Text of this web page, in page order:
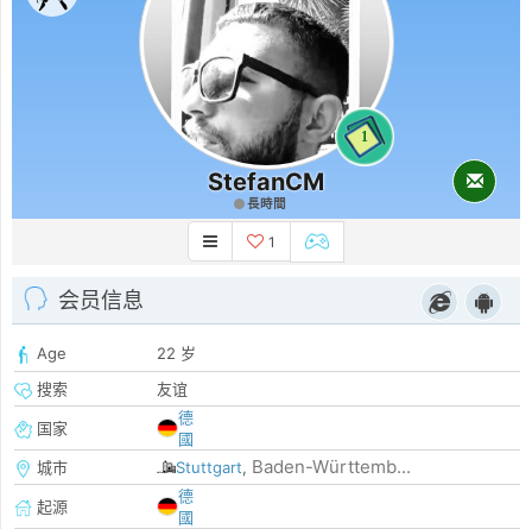
1
StefanCM
長時間
1
会员信息
Age
22 岁
搜索
友谊
国家
德
國
城市
Stuttgart, Baden-Württemb...
起源
德
國